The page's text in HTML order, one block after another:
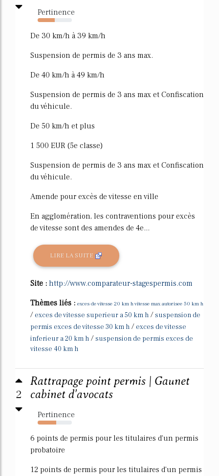
Pertinence
50%
De 30 km/h à 39 km/h
Suspension de permis de 3 ans max.
De 40 km/h à 49 km/h
Suspension de permis de 3 ans max et Confiscation
du véhicule.
De 50 km/h et plus
1 500 EUR (5e classe)
Suspension de permis de 3 ans max et Confiscation
du véhicule.
Amende pour excès de vitesse en ville
En agglomération, les contraventions pour excès
de vitesse sont des amendes de 4e...
LIRE LA SUITE
Site : http://www.comparateur-stagespermis.com
Thèmes liés : exces de vitesse 20 km h vitesse max autorisee 50 km h
/ exces de vitesse superieur a 50 km h /suspension de
permis exces de vitesse 30 km h / exces de vitesse
inferieur a 20 km h /suspension de permis exces de
vitesse 40 km h
2
Rattrapage point permis | Gaunet
cabinet d'avocats
Pertinence
54%
6 points de permis pour les titulaires d'un permis
probatoire
12 points de permis pour les titulaires d'un permis